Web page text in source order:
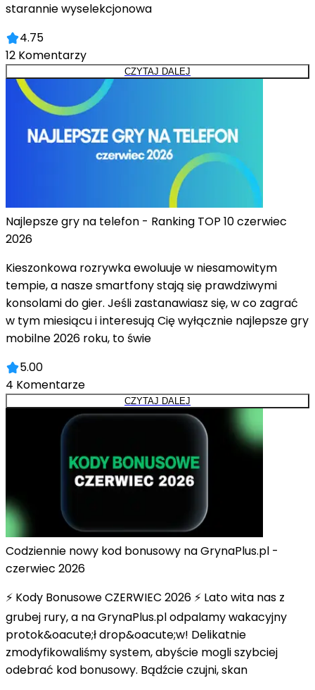
starannie wyselekcjonowa
4.75
12 Komentarzy
CZYTAJ DALEJ
Najlepsze gry na telefon - Ranking TOP 10 czerwiec
2026
Kieszonkowa rozrywka ewoluuje w niesamowitym
tempie, a nasze smartfony stają się prawdziwymi
konsolami do gier. Jeśli zastanawiasz się, w co zagrać
w tym miesiącu i interesują Cię wyłącznie najlepsze gry
mobilne 2026 roku, to świe
5.00
4 Komentarze
CZYTAJ DALEJ
Codziennie nowy kod bonusowy na GrynaPlus.pl -
czerwiec 2026
⚡ Kody Bonusowe CZERWIEC 2026 ⚡ Lato wita nas z
grubej rury, a na GrynaPlus.pl odpalamy wakacyjny
protok&oacute;ł drop&oacute;w! Delikatnie
zmodyfikowaliśmy system, abyście mogli szybciej
odebrać kod bonusowy. Bądźcie czujni, skan